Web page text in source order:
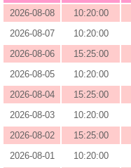
2026-08-08
10:20:00
2026-08-07
10:20:00
2026-08-06
15:25:00
2026-08-05
10:20:00
2026-08-04
15:25:00
2026-08-03
10:20:00
2026-08-02
15:25:00
2026-08-01
10:20:00